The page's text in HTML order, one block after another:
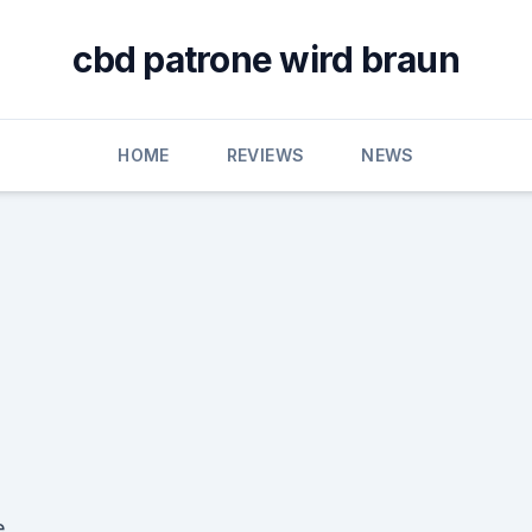
cbd patrone wird braun
HOME REVIEWS NEWS